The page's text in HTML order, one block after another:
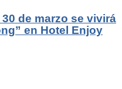
de marzo se vivirá
en Hotel Enjoy